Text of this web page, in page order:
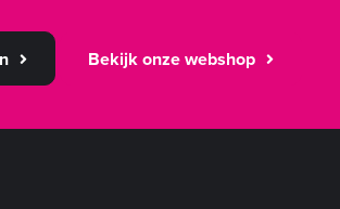
Bekijk onze webshop